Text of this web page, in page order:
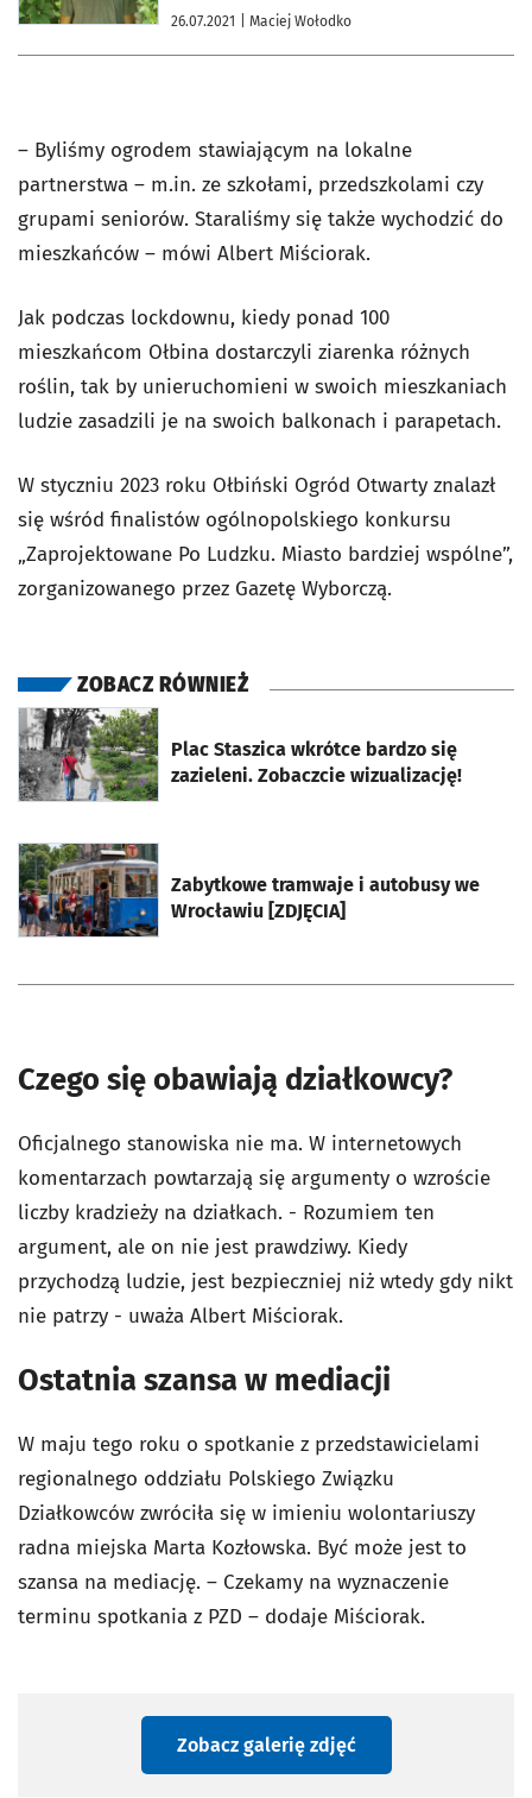
26.07.2021 | Maciej Wołodko
– Byliśmy ogrodem stawiającym na lokalne
partnerstwa – m.in. ze szkołami, przedszkolami czy
grupami seniorów. Staraliśmy się także wychodzić do
mieszkańców – mówi Albert Miściorak.
Jak podczas lockdownu, kiedy ponad 100
mieszkańcom Ołbina dostarczyli ziarenka różnych
roślin, tak by unieruchomieni w swoich mieszkaniach
ludzie zasadzili je na swoich balkonach i parapetach.
W styczniu 2023 roku Ołbiński Ogród Otwarty znalazł
się wśród finalistów ogólnopolskiego konkursu
„Zaprojektowane Po Ludzku. Miasto bardziej wspólne”,
zorganizowanego przez Gazetę Wyborczą.
ZOBACZ RÓWNIEŻ
Plac Staszica wkrótce bardzo się
zazieleni. Zobaczcie wizualizację!
otworzy się w nowej karcie
Zabytkowe tramwaje i autobusy we
Wrocławiu [ZDJĘCIA]
otworzy się w nowej karcie
Czego się obawiają działkowcy?
Oficjalnego stanowiska nie ma. W internetowych
komentarzach powtarzają się argumenty o wzroście
liczby kradzieży na działkach. - Rozumiem ten
argument, ale on nie jest prawdziwy. Kiedy
przychodzą ludzie, jest bezpieczniej niż wtedy gdy nikt
nie patrzy - uważa Albert Miściorak.
Ostatnia szansa w mediacji
W maju tego roku o spotkanie z przedstawicielami
regionalnego oddziału Polskiego Związku
Działkowców zwróciła się w imieniu wolontariuszy
radna miejska Marta Kozłowska. Być może jest to
szansa na mediację. – Czekamy na wyznaczenie
terminu spotkania z PZD – dodaje Miściorak.
Zobacz galerię zdjęć